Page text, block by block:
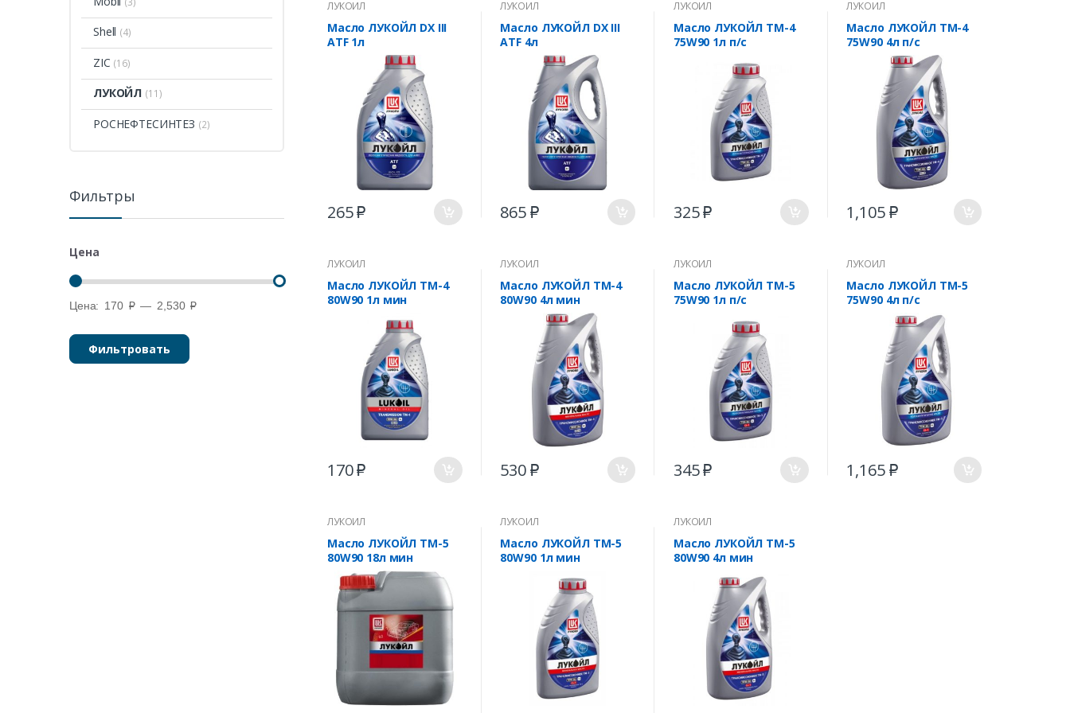
ЛУКОЙЛ
Масло ЛУКОЙЛ DX III
ATF 1л
265₽
ЛУКОЙЛ
Масло ЛУКОЙЛ DX III
ATF 4л
865 ₽
ЛУКОЙЛ
Масло ЛУКОЙЛ ТМ-4
75W90 1л п/с
325₽
ЛУКОЙЛ
Масло ЛУКОЙЛ ТМ-4
75W90 4л п/с
1,105 ₽
ЛУКОЙЛ
Масло ЛУКОЙЛ ТМ-4
80W90 1л мин
170₽
ЛУКОЙЛ
Масло ЛУКОЙЛ ТМ-4
80W90 4л мин
530 ₽
ЛУКОЙЛ
Масло ЛУКОЙЛ ТМ-5
75W90 1л п/с
345₽
ЛУКОЙЛ
Масло ЛУКОЙЛ ТМ-5
75W90 4л п/с
1,165 ₽
ЛУКОЙЛ
Масло ЛУКОЙЛ ТМ-5
80W90 18л мин
ЛУКОЙЛ
Масло ЛУКОЙЛ ТМ-5
80W90 1л мин
ЛУКОЙЛ
Масло ЛУКОЙЛ ТМ-5
80W90 4л мин
Shell (4)
ZIC (16)
ЛУКОЙЛ (11)
РОСНЕФТЕСИНТЕЗ (2)
Фильтры
Цена
Фильтровать
Цена: 170 ₽— 2,530 ₽